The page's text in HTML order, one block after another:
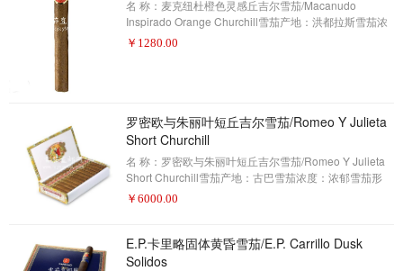
Kapacee将他的第一支雪茄创造出一款具有欧洲口味的
古巴雪茄。但
名 称：麦克纽杜橙色灵感丘吉尔雪茄/Macanudo
Inspirado Orange Churchill雪茄产地：洪都拉斯雪茄浓
度：中等雪茄形状：丘吉尔雪茄尺寸：7×50包装数量：
销售。在麦克纽杜品牌的背景下，橙色灵感比传统的麦
克纽杜更加浓郁，而橙色灵感将代表麦克纽杜故事中的
￥ 1280.00
罗密欧与朱丽叶短丘吉尔雪茄/Romeo Y Julieta
Short Churchill
名 称：罗密欧与朱丽叶短丘吉尔雪茄/Romeo Y Julieta
Short Churchill雪茄产地：古巴雪茄浓度：浓郁雪茄形
状：罗布图 雪茄尺寸：124X50包装数量：25制作方
中的经典之作。它仍然是典型的古巴雪茄之一，但全球
分销商和营销专卖哈瓦那之家决定是时候创造以它为名
￥ 6000.00
E.P.卡里略固体黄昏雪茄/E.P. Carrillo Dusk
Solidos